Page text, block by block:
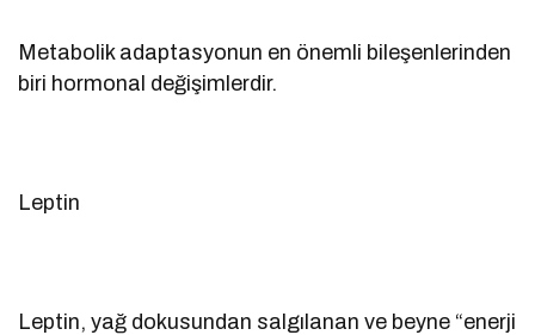
Metabolik adaptasyonun en önemli bileşenlerinden
biri hormonal değişimlerdir.
Leptin
Leptin, yağ dokusundan salgılanan ve beyne “enerji